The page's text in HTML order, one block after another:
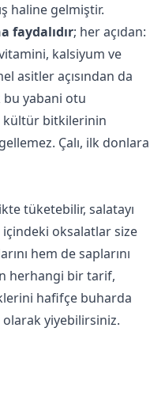
haline gelmiştir.
faydalıdır; her açıdan:
kalsiyum ve
asitler açısından da
bu yabani otu
kültür bitkilerinin
Çalı, ilk donlara
tüketebilir, salatayı
içindeki oksalatlar size
hem de saplarını
herhangi bir tarif,
hafifçe buharda
yiyebilirsiniz.